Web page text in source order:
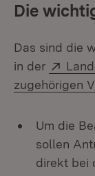
Die
Das sind die
in der
zugehörigen
Um die
sollen
direkt bei